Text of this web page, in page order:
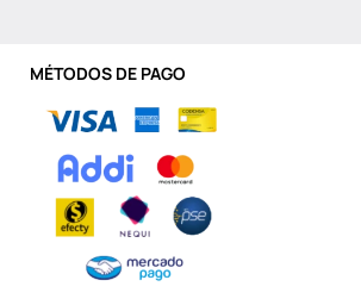
MÉTODOS DE PAGO